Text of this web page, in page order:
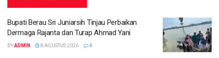
Bupati Berau Sri Juniarsih Tinjau Perbaikan
Dermaga Rajanta dan Turap Ahmad Yani
BYADMIN 8 AGUSTUS 2026 0